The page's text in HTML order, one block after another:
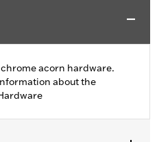
acorn hardware.
about the